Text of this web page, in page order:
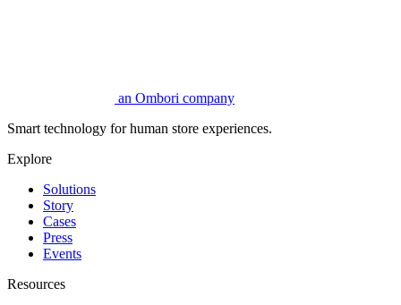
an Ombori company
Smart technology for human store experiences.
Explore
Solutions
Story
Cases
Press
Events
Resources